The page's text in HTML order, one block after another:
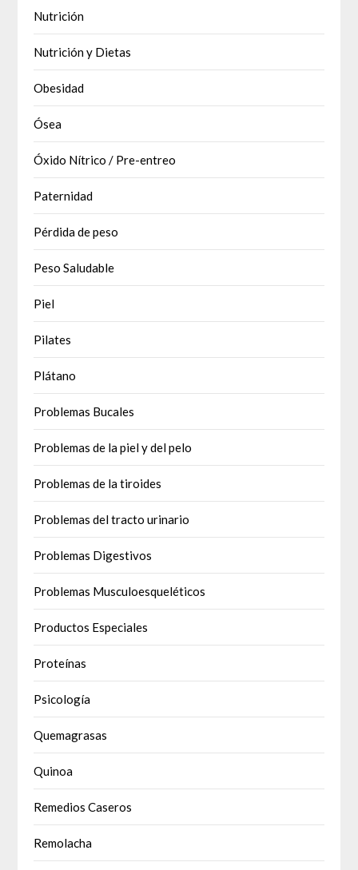
Nutrición
Nutrición y Dietas
Obesidad
Ósea
Óxido Nítrico / Pre-entreo
Paternidad
Pérdida de peso
Peso Saludable
Piel
Pilates
Plátano
Problemas Bucales
Problemas de la piel y del pelo
Problemas de la tiroides
Problemas del tracto urinario
Problemas Digestivos
Problemas Musculoesqueléticos
Productos Especiales
Proteínas
Psicología
Quemagrasas
Quinoa
Remedios Caseros
Remolacha